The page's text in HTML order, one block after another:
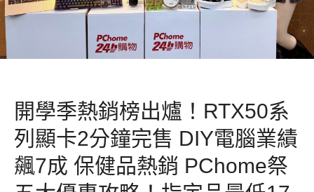
開學季熱銷榜出爐！RTX50系
列顯卡2分鐘完售 DIY電腦業績
飆7成 保健品熱銷 PChome祭